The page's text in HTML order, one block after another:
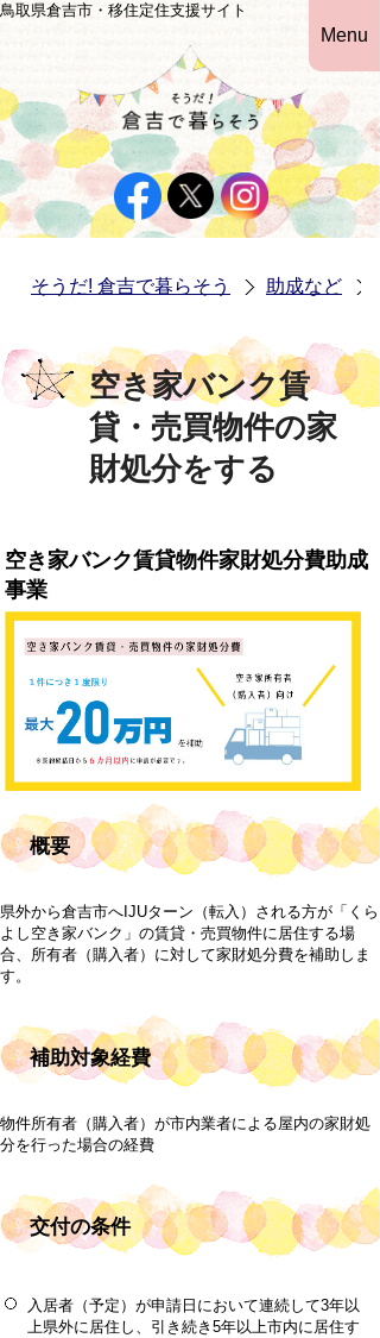
鳥取県倉吉市・移住定住支援サイト
Menu
そうだ! 倉吉で暮らそう 助成など
空き家バンク賃
貸・売買物件の家
財処分をする
空き家バンク賃貸物件家財処分費助成
事業
概要
県外から倉吉市へIJUターン（転入）される方が「くら
よし空き家バンク」の賃貸・売買物件に居住する場
合、所有者（購入者）に対して家財処分費を補助しま
す。
補助対象経費
物件所有者（購入者）が市内業者による屋内の家財処
分を行った場合の経費
交付の条件
入居者（予定）が申請日において連続して3年以
上県外に居住し、引き続き5年以上市内に居住す